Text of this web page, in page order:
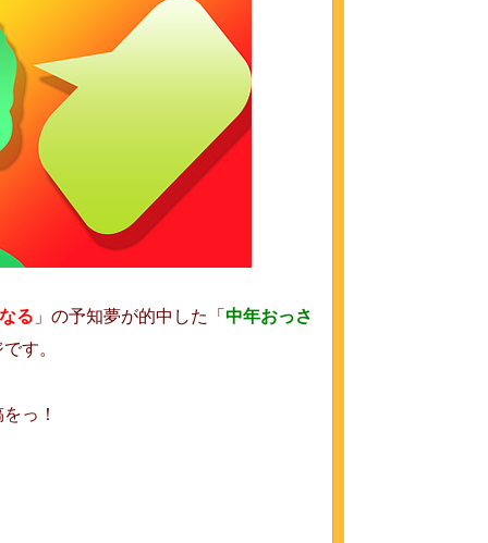
る 」の予知夢が的中した「 中年おっさ
す。
っ！